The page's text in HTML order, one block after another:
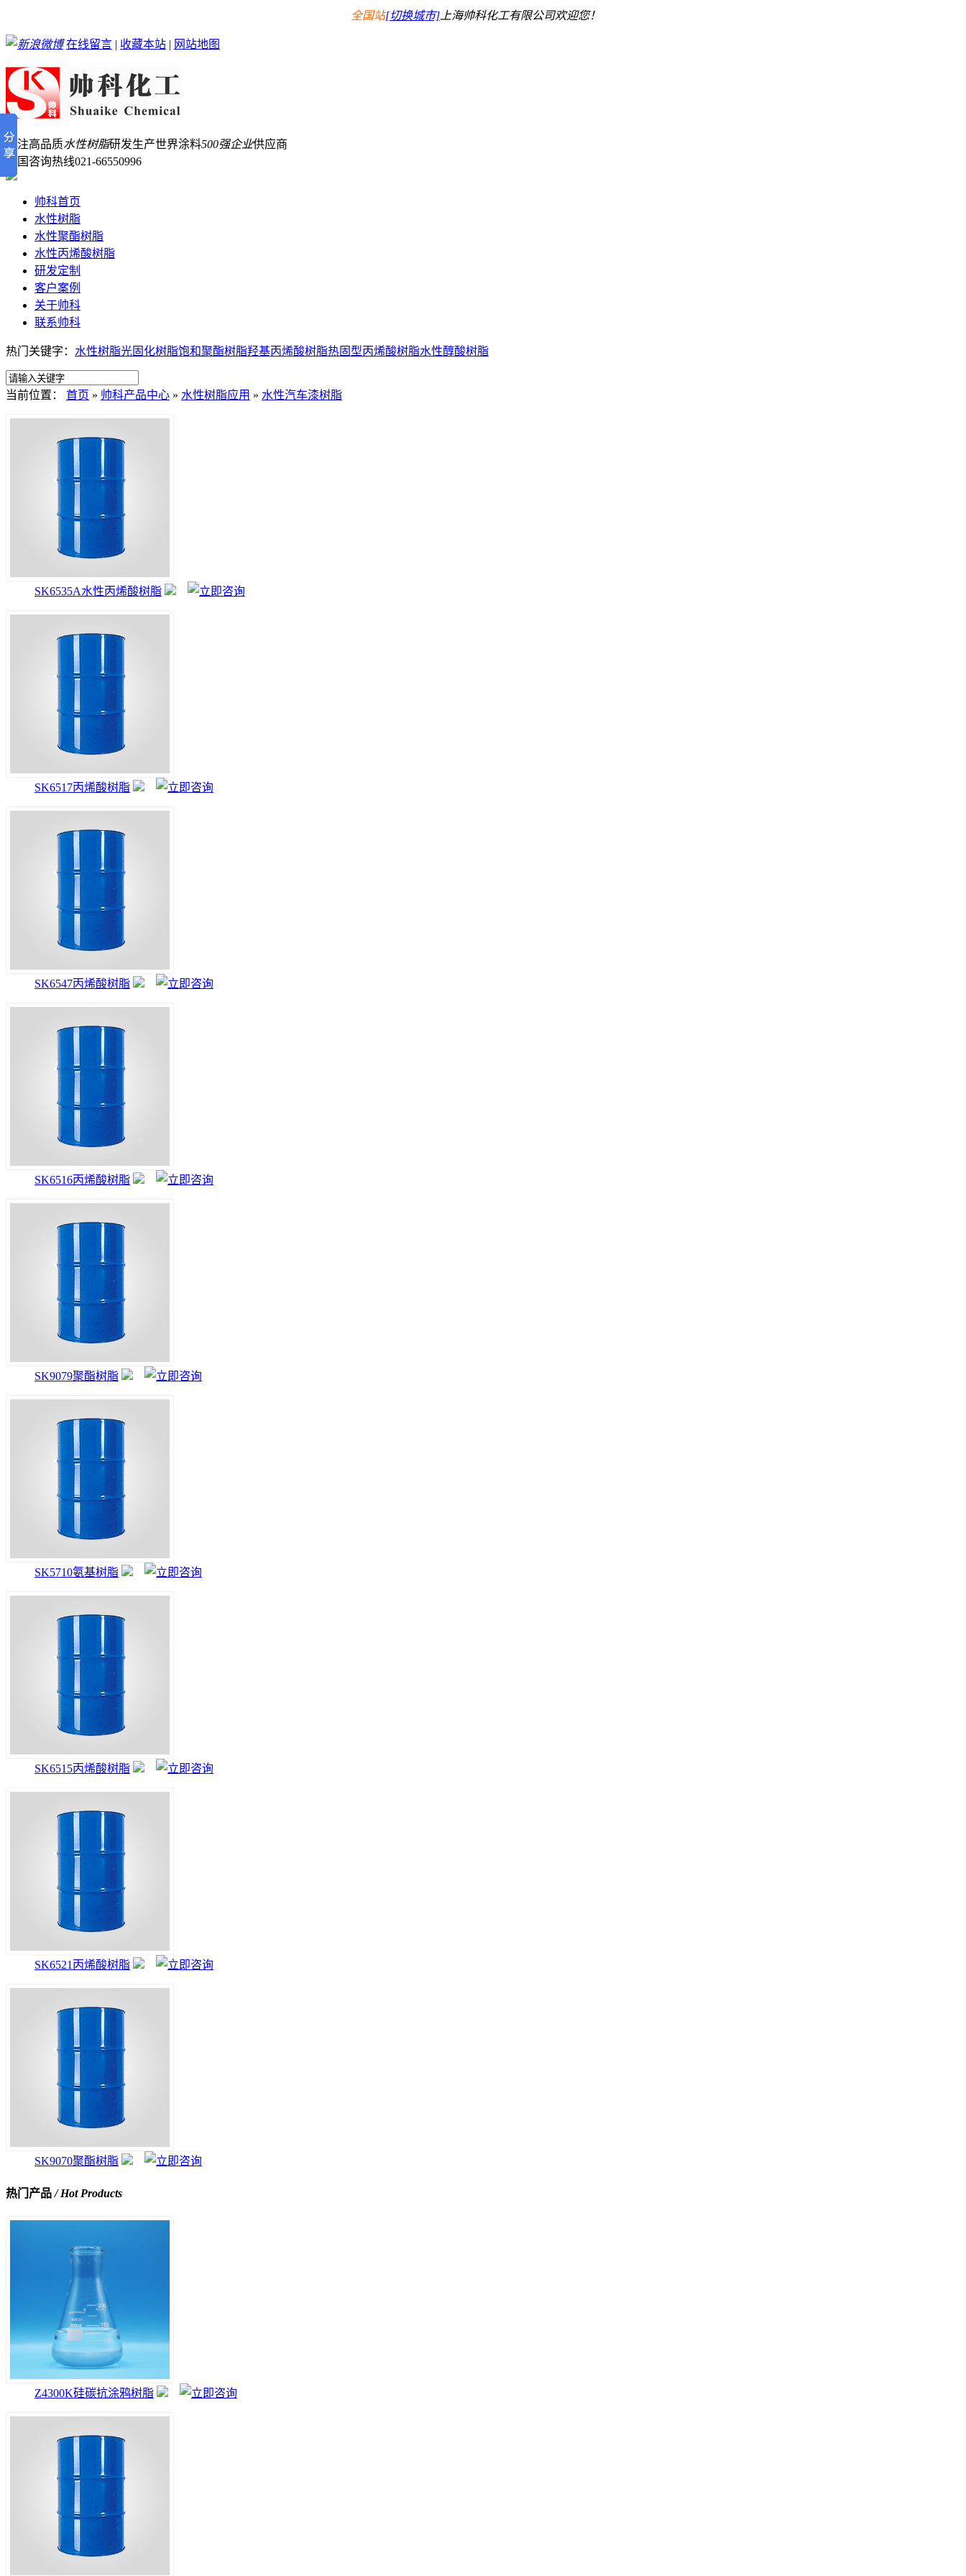
上海帅科化工有限公司欢迎您！
全国站[切换城市]
在线留言 | 收藏本站 | 网站地图
专注高品质水性树脂研发生产世界涂料500强企业供应商
全国咨询热线021-66550996
帅科首页
水性树脂
水性聚酯树脂
水性丙烯酸树脂
研发定制
客户案例
关于帅科
联系帅科
热门关键字： 水性树脂光固化树脂饱和聚酯树脂羟基丙烯酸树脂热固型丙烯酸树脂水性醇酸树脂
当前位置： 首页 » 帅科产品中心 » 水性树脂应用 » 水性汽车漆树脂
SK6535A水性丙烯酸树脂
SK6517丙烯酸树脂
SK6547丙烯酸树脂
SK6516丙烯酸树脂
SK9079聚酯树脂
SK5710氨基树脂
SK6515丙烯酸树脂
SK6521丙烯酸树脂
SK9070聚酯树脂
热门产品/ Hot Products
Z4300K硅碳抗涂鸦树脂